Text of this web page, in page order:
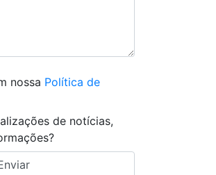
nossa Política de
de notícias,